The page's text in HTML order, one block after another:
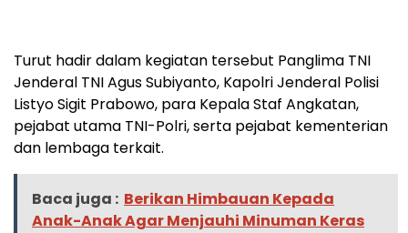
Turut hadir dalam kegiatan tersebut Panglima TNI
Jenderal TNI Agus Subiyanto, Kapolri Jenderal Polisi
Listyo Sigit Prabowo, para Kepala Staf Angkatan,
pejabat utama TNI-Polri, serta pejabat kementerian
dan lembaga terkait.
Baca juga : Berikan Himbauan Kepada
Anak-Anak Agar Menjauhi Minuman Keras